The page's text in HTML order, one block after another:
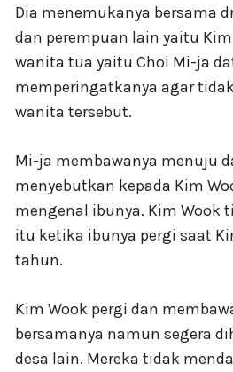
Dia menemukanya bersama
dan perempuan lain yaitu
wanita tua yaitu Choi Mi-ja
memperingatkanya agar
wanita tersebut.
Mi-ja membawanya menuju
menyebutkan kepada Kim
mengenal ibunya. Kim Wook
itu ketika ibunya pergi saat
tahun.
Kim Wook pergi dan
bersamanya namun segera
desa lain. Mereka tidak